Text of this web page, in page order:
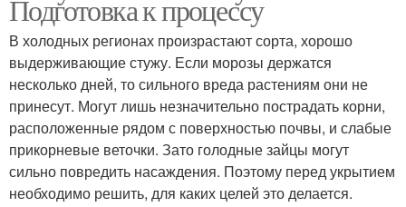
Подготовка к процессу
В холодных регионах произрастают сорта, хорошо
выдерживающие стужу. Если морозы держатся
несколько дней, то сильного вреда растениям они не
принесут. Могут лишь незначительно пострадать корни,
расположенные рядом с поверхностью почвы, и слабые
прикорневые веточки. Зато голодные зайцы могут
сильно повредить насаждения. Поэтому перед укрытием
необходимо решить, для каких целей это делается.